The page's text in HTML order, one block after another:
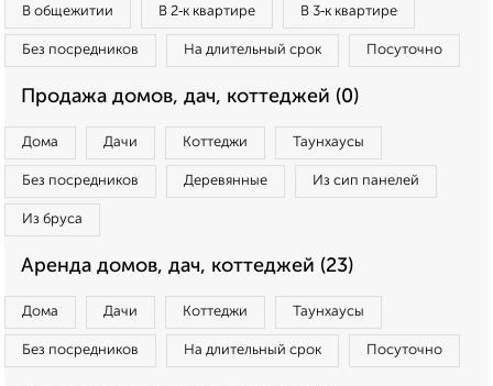
В общежитии В 2‑к квартире В 3‑к квартире
Без посредников На длительный срок Посуточно
Продажа домов, дач, коттеджей (0)
Дома Дачи Коттеджи Таунхаусы
Без посредников Деревянные Из сип панелей
Из бруса
Аренда домов, дач, коттеджей (23)
Дома Дачи Коттеджи Таунхаусы
Без посредников На длительный срок Посуточно